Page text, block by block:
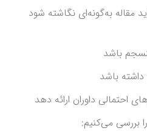
مقاله به‌گونه‌ای نگاشته شود
باشد
داشته باشد
داوران ارائه دهد
بررسی می‌کنیم: